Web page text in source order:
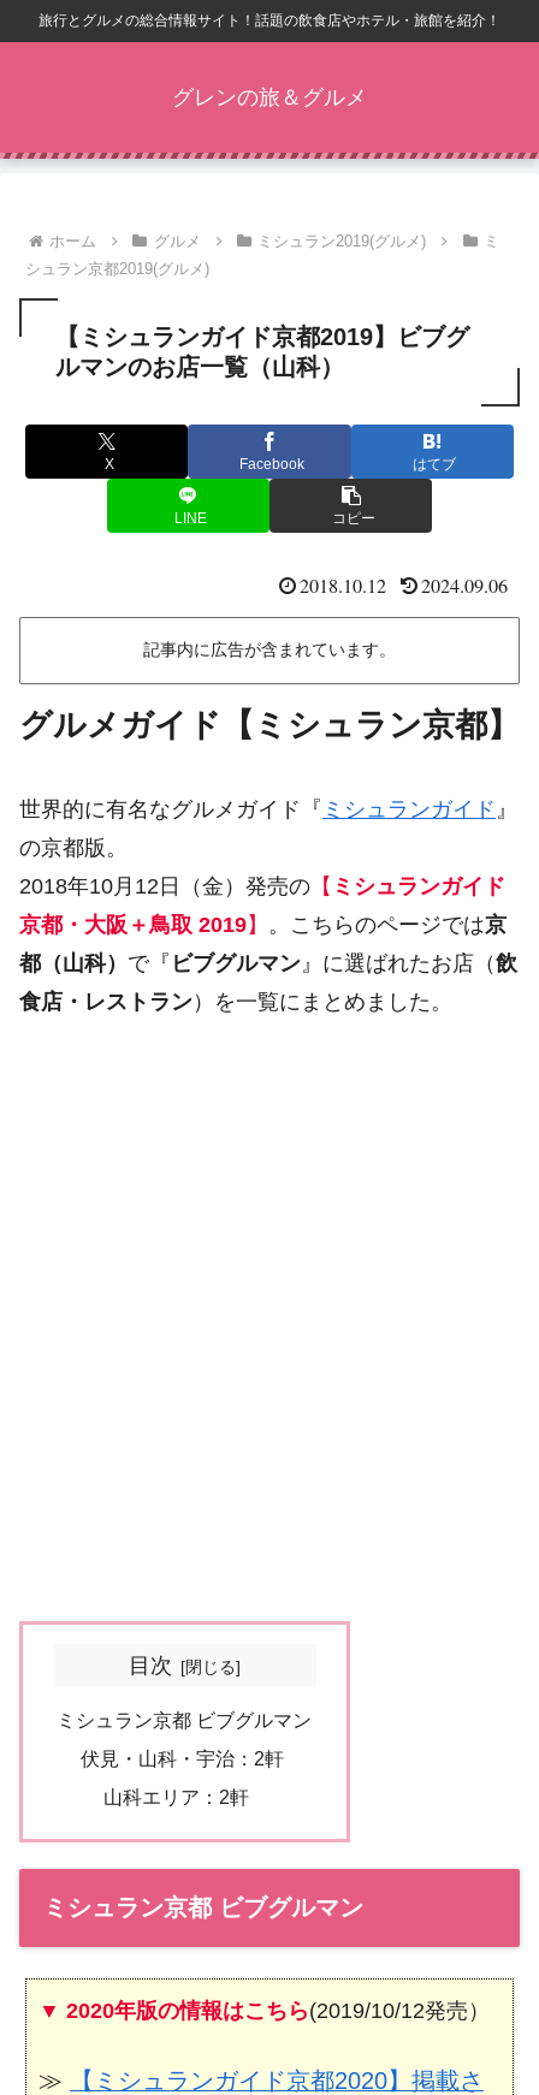
旅行とグルメの総合情報サイト！話題の飲食店やホテル・旅館を紹介！
グレンの旅＆グルメ
ホーム グルメ ミシュラン2019(グルメ)
ミ
シュラン京都2019(グルメ)
【ミシュランガイド京都2019】ビブグ
ルマンのお店一覧（山科）
X Facebook はてブ
LINE コピー
2018.10.12 2024.09.06
記事内に広告が含まれています。
グルメガイド【ミシュラン京都】
世界的に有名なグルメガイド『 ミシュランガイド 』
の京都版。
2018年10月12日（金）発売の 【 ミシュランガイド
京都・大阪＋鳥取 2019】 。こちらのページでは京
都（山科） で『 ビブグルマン』に選ばれたお店（飲
食店・レストラン）を一覧にまとめました。
目次
ミシュラン京都 ビブグルマン
伏見・山科・宇治：2軒
山科エリア：2軒
ミシュラン京都 ビブグルマン
▼ 2020年版の情報はこちら(2019/10/12発売）
≫
【ミシュランガイド京都2020】掲載さ